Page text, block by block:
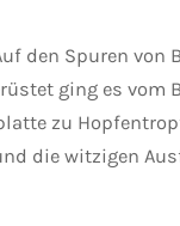
den Spuren von
ging es vom
zu
die witzigen